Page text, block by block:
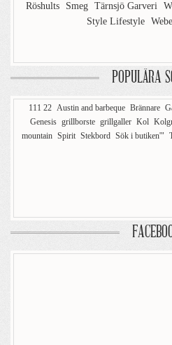
Röshults
Smeg Tärnsjö Garveri
Style Lifestyle
POPULÄRA
111 22 Austin and barbeque Brännare
Genesis grillborste grillgaller Kol
mountain Spirit Stekbord Sök i butiken'"